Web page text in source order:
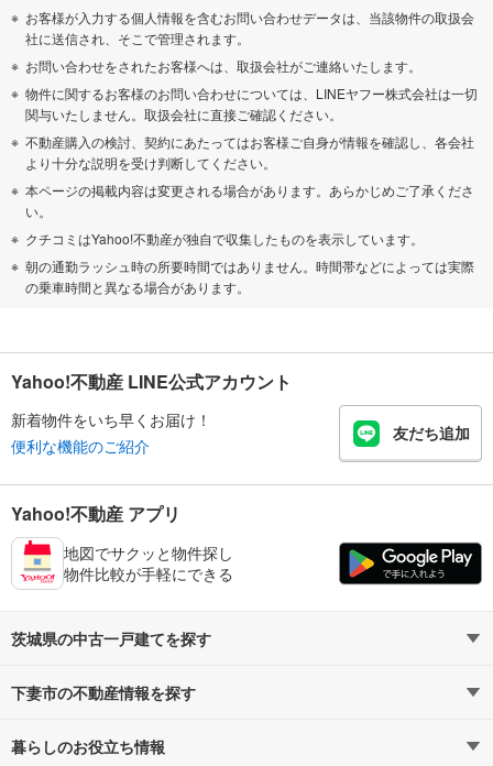
お客様が入力する個人情報を含むお問い合わせデータは、当該物件の取扱会
社に送信され、そこで管理されます。
お問い合わせをされたお客様へは、取扱会社がご連絡いたします。
物件に関するお客様のお問い合わせについては、LINEヤフー株式会社は一切
関与いたしません。取扱会社に直接ご確認ください。
不動産購入の検討、契約にあたってはお客様ご自身が情報を確認し、各会社
より十分な説明を受け判断してください。
本ページの掲載内容は変更される場合があります。あらかじめご了承くださ
い。
クチコミはYahoo!不動産が独自で収集したものを表示しています。
朝の通勤ラッシュ時の所要時間ではありません。時間帯などによっては実際
の乗車時間と異なる場合があります。
Yahoo!不動産 LINE公式アカウント
新着物件をいち早くお届け！
便利な機能のご紹介
友だち追加
Yahoo!不動産 アプリ
地図でサクッと物件探し
物件比較が手軽にできる
茨城県の中古一戸建てを探す
路線・駅から探す
通勤・通学時間から探す
下妻市の不動産情報を探す
不動産・住宅
暮らしのお役立ち情報